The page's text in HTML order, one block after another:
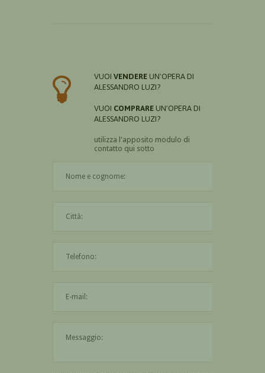
VUOI VENDERE UN'OPERA DI
ALESSANDRO LUZI?
VUOI COMPRARE UN'OPERA DI
ALESSANDRO LUZI?
utilizza l'apposito modulo di
contatto qui sotto